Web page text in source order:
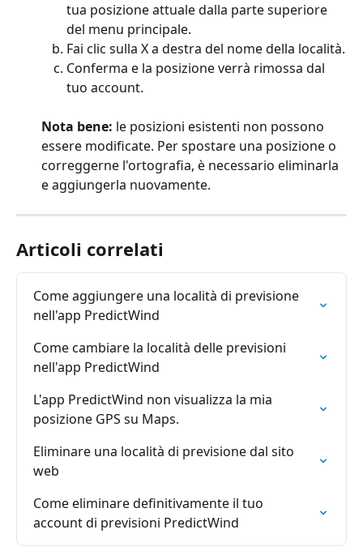
tua posizione attuale dalla parte superiore
del menu principale.
Fai clic sulla X a destra del nome della località.
Conferma e la posizione verrà rimossa dal
tuo account.
Nota bene: le posizioni esistenti non possono
essere modificate. Per spostare una posizione o
correggerne l'ortografia, è necessario eliminarla
e aggiungerla nuovamente.
Articoli correlati
Come aggiungere una località di previsione
nell'app PredictWind
Come cambiare la località delle previsioni
nell'app PredictWind
L'app PredictWind non visualizza la mia
posizione GPS su Maps.
Eliminare una località di previsione dal sito
web
Come eliminare definitivamente il tuo
account di previsioni PredictWind